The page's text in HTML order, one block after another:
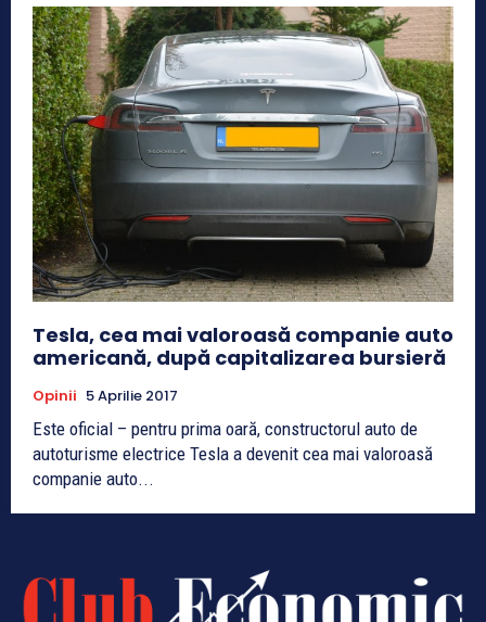
Tesla, cea mai valoroasă companie auto
americană, după capitalizarea bursieră
Opinii 5 Aprilie 2017
Este oficial – pentru prima oară, constructorul auto de
autoturisme electrice Tesla a devenit cea mai valoroasă
companie auto...